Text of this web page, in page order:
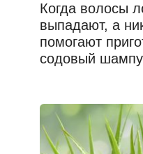
Когда волосы
выпадают, а
помогают
содовый